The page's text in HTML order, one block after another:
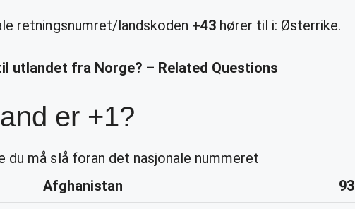
retningsnumret/landskoden +43hører til i: Østerrike.
utlandet fra Norge? – Related Questions
er +1?
du må slå foran det nasjonale nummeret
Afghanistan
93